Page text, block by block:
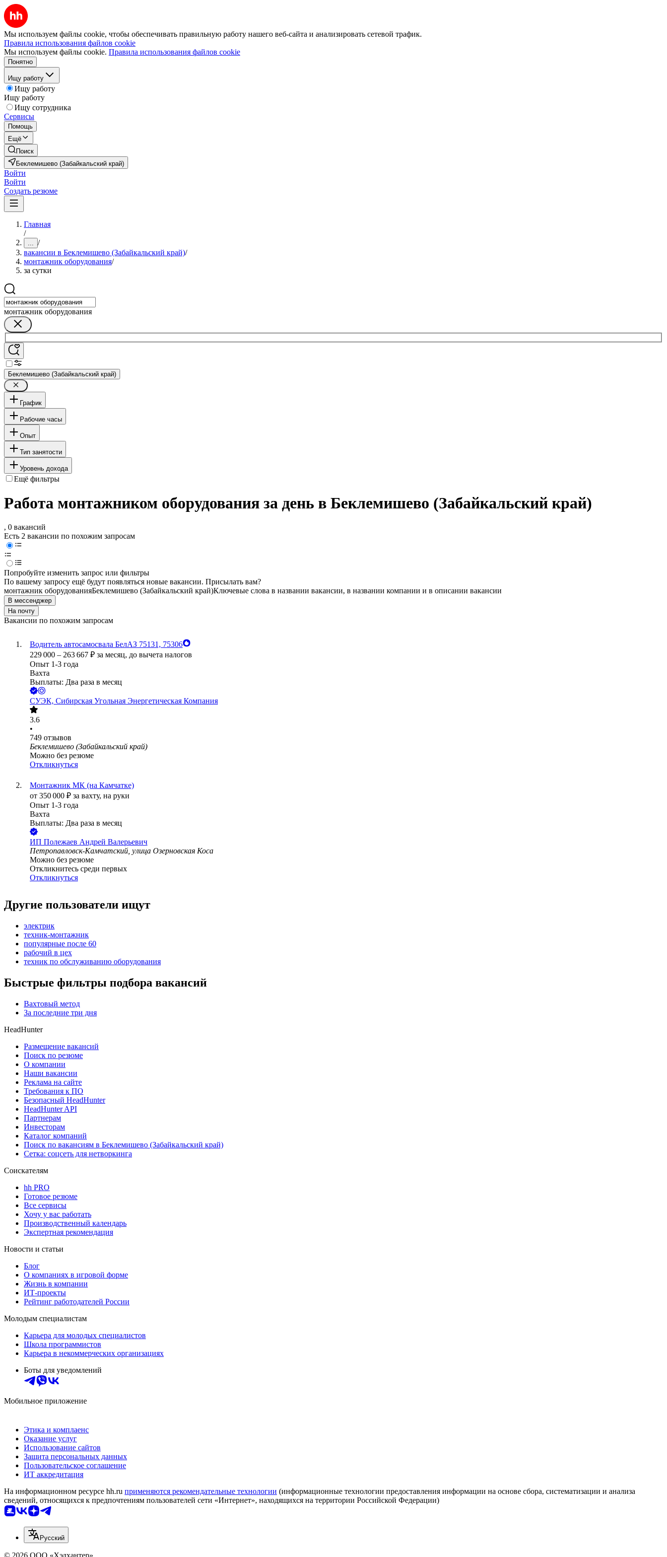
Мы используем файлы cookie, чтобы обеспечивать правильную работу нашего веб-сайта и анализировать сетевой трафик.
Правила использования файлов cookie
Мы используем файлы cookie. Правила использования файлов cookie
Понятно
Ищу работу
Ищу работу
Ищу работу
Ищу сотрудника
Сервисы
Помощь
Ещё
Поиск
Беклемишево (Забайкальский край)
Войти
Войти
Создать резюме
Главная
/
... /
вакансии в Беклемишево (Забайкальский край)/
монтажник оборудования/
за сутки
монтажник оборудования
Беклемишево (Забайкальский край)
График
Рабочие часы
Опыт
Тип занятости
Уровень дохода
Ещё фильтры
Работа монтажником оборудования за день в Беклемишево (Забайкальский край)
, 0 вакансий
Есть 2 вакансии по похожим запросам
Попробуйте изменить запрос или фильтры
По вашему запросу ещё будут появляться новые вакансии. Присылать вам?
монтажник оборудованияБеклемишево (Забайкальский край)Ключевые слова в названии вакансии, в названии компании и в описании вакансии
В мессенджер
На почту
Вакансии по похожим запросам
Водитель автосамосвала БелАЗ 75131, 75306
229 000 – 263 667 ₽ за месяц, до вычета налогов
Опыт 1-3 года
Вахта
Выплаты: Два раза в месяц
СУЭК, Сибирская Угольная Энергетическая Компания
3.6
•
749 отзывов
Беклемишево (Забайкальский край)
Можно без резюме
Откликнуться
Монтажник МК (на Камчатке)
от 350 000 ₽ за вахту, на руки
Опыт 1-3 года
Вахта
Выплаты: Два раза в месяц
ИП Полежаев Андрей Валерьевич
Петропавловск-Камчатский, улица Озерновская Коса
Можно без резюме
Откликнитесь среди первых
Откликнуться
Другие пользователи ищут
электрик
техник-монтажник
популярные после 60
рабочий в цех
техник по обслуживанию оборудования
Быстрые фильтры подбора вакансий
Вахтовый метод
За последние три дня
HeadHunter
Размещение вакансий
Поиск по резюме
О компании
Наши вакансии
Реклама на сайте
Требования к ПО
Безопасный HeadHunter
HeadHunter API
Партнерам
Инвесторам
Каталог компаний
Поиск по вакансиям в Беклемишево (Забайкальский край)
Сетка: соцсеть для нетворкинга
Соискателям
hh PRO
Готовое резюме
Все сервисы
Хочу у вас работать
Производственный календарь
Экспертная рекомендация
Новости и статьи
Блог
О компаниях в игровой форме
Жизнь в компании
ИТ-проекты
Рейтинг работодателей России
Молодым специалистам
Карьера для молодых специалистов
Школа программистов
Карьера в некоммерческих организациях
Боты для уведомлений
Мобильное приложение
Этика и комплаенс
Оказание услуг
Использование сайтов
Защита персональных данных
Пользовательское соглашение
ИТ аккредитация
На информационном ресурсе hh.ru применяются рекомендательные технологии (информационные технологии предоставления информации на основе сбора, систематизации и анализа
сведений, относящихся к предпочтениям пользователей сети «Интернет», находящихся на территории Российской Федерации)
Русский
© 2026 ООО «Хэдхантер»